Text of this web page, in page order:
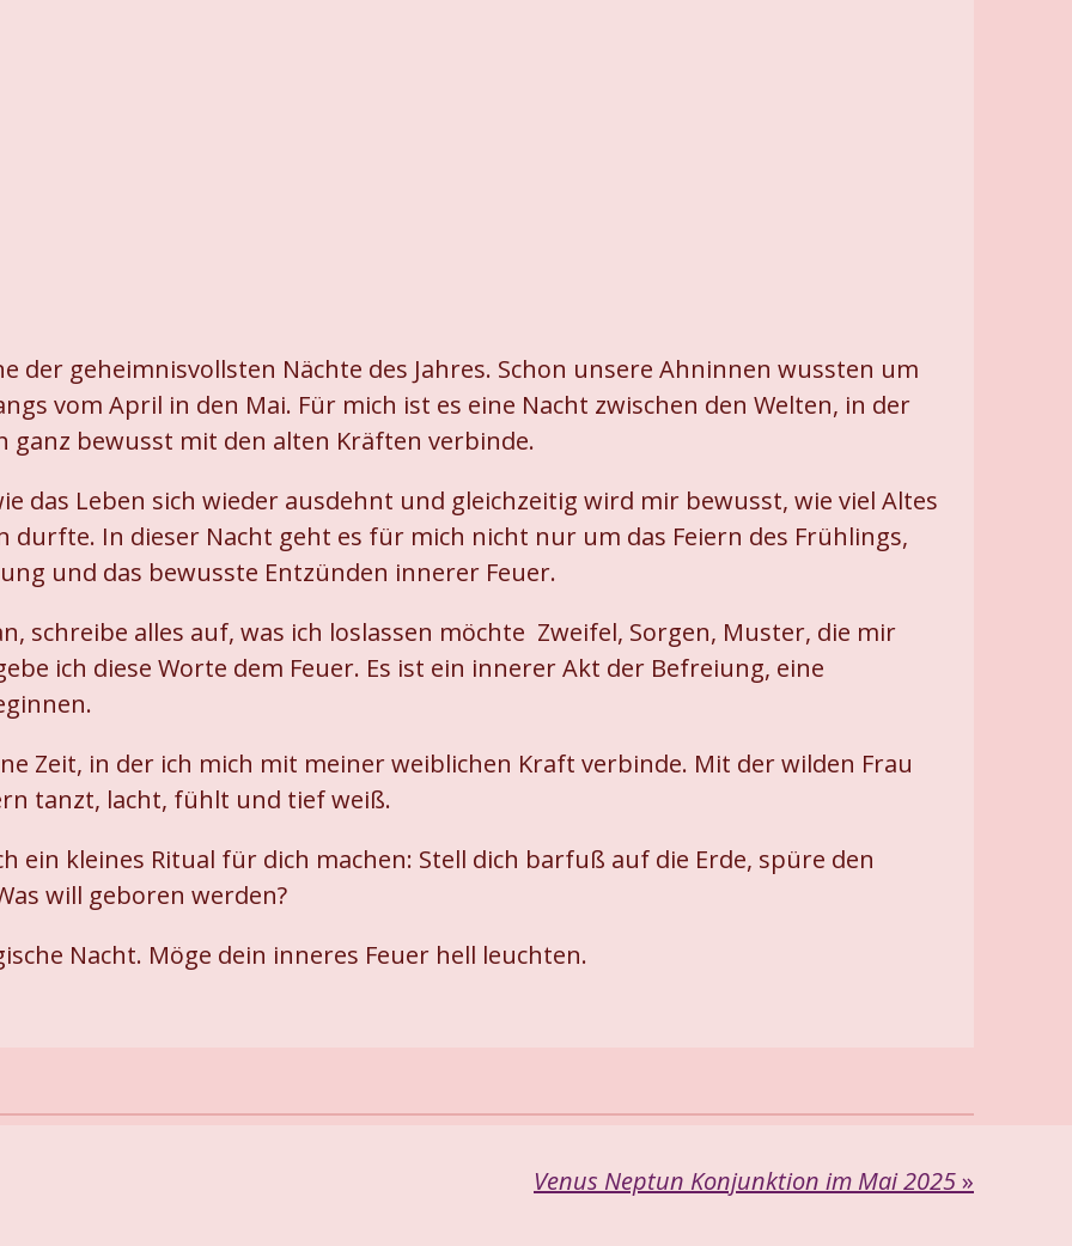
der geheimnisvollsten Nächte des Jahres. Schon unsere Ahninnen wussten um
vom April in den Mai. Für mich ist es eine Nacht zwischen den Welten, in der
ganz bewusst mit den alten Kräften verbinde.
das Leben sich wieder ausdehnt und gleichzeitig wird mir bewusst, wie viel Altes
durfte. In dieser Nacht geht es für mich nicht nur um das Feiern des Frühlings,
und das bewusste Entzünden innerer Feuer.
schreibe alles auf, was ich loslassen möchte Zweifel, Sorgen, Muster, die mir
ich diese Worte dem Feuer. Es ist ein innerer Akt der Befreiung, eine
Zeit, in der ich mich mit meiner weiblichen Kraft verbinde. Mit der wilden Frau
tanzt, lacht, fühlt und tief weiß.
ein kleines Ritual für dich machen: Stell dich barfuß auf die Erde, spüre den
will geboren werden?
Nacht. Möge dein inneres Feuer hell leuchten.
Venus Neptun Konjunktion im Mai 2025»